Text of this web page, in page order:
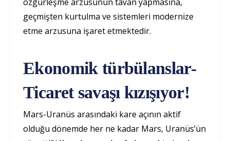
geçmişten kurtulma ve sistemleri modernize
etme arzusuna işaret etmektedir.
Ekonomik türbülanslar-
Ticaret savaşı kızışıyor!
Mars-Uranüs arasındaki kare açının aktif
olduğu dönemde her ne kadar Mars, Uranüs’ün